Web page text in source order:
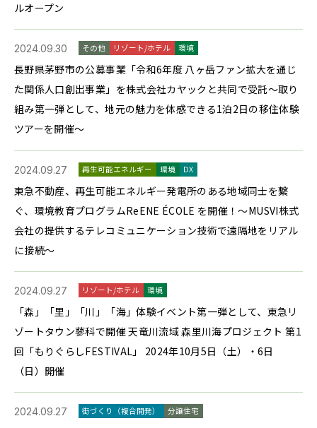
ルオープン
2024.09.30 その他 リゾート/ホテル 環境
長野県茅野市の公募事業「令和6年度 八ヶ岳ファン拡大を通じ
た関係人口創出事業」を株式会社カヤックと共同で受託～取り
組み第一弾として、地元の魅力を体感できる1泊2日の移住体験
ツアーを開催～
2024.09.27 再生可能エネルギー 環境 DX
東急不動産、再生可能エネルギー発電所のある地域同士を繋
ぐ、環境教育プログラムReENE ÉCOLE を開催！～MUSVI株式
会社の提供するテレコミュニケーション技術で遠隔地をリアル
に接続～
2024.09.27 リゾート/ホテル 環境
「森」「里」「川」「海」体験イベント第一弾として、東急リ
ゾートタウン蓼科で開催 天竜川流域 森里川海プロジェクト 第1
回「もりぐらしFESTIVAL」 2024年10月5日（土）・6日
（日）開催
2024.09.27 街づくり（複合開発） 分譲住宅